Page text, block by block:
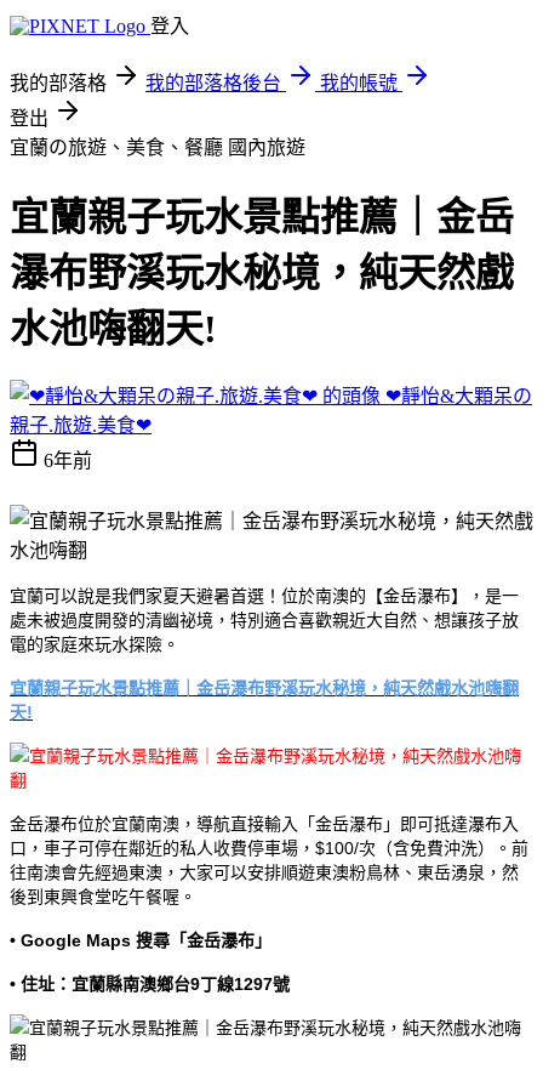
登入
我的部落格 我的部落格後台
我的帳號
登出
宜蘭の旅遊、美食、餐廳 國內旅遊
宜蘭親子玩水景點推薦｜金岳
瀑布野溪玩水秘境，純天然戲
水池嗨翻天!
❤靜怡&大顆呆の
親子.旅遊.美食❤
6年前
宜蘭可以說是我們家夏天避暑首選！位於南澳的【金岳瀑布】，是一
處未被過度開發的清幽祕境，特別適合喜歡親近大自然、想讓孩子放
電的家庭來玩水探險。
宜蘭親子玩水景點推薦｜金岳瀑布野溪玩水秘境，純天然戲水池嗨翻
天!
金岳瀑布位於宜蘭南澳，導航直接輸入「金岳瀑布」即可抵達瀑布入
口，車子可停在鄰近的私人收費停車場，$100/次（含免費沖洗）。前
往南澳會先經過東澳，大家可以安排順遊東澳粉鳥林、東岳湧泉，然
後到東興食堂吃午餐喔。
• Google Maps 搜尋「金岳瀑布」
• 住址：宜蘭縣南澳鄉台9丁線1297號